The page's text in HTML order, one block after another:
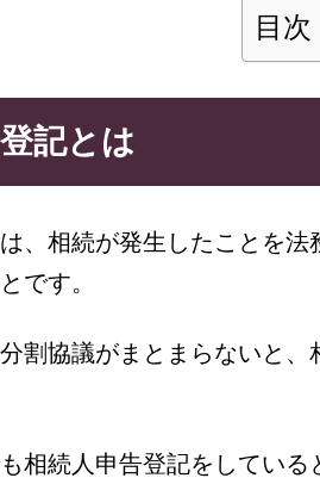
目次
記とは
、相続が発生したことを
です。
割協議がまとまらないと
相続人申告登記をしてい